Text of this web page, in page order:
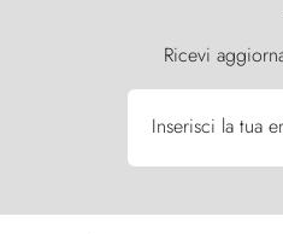
Ricevi
Inserisci la tua